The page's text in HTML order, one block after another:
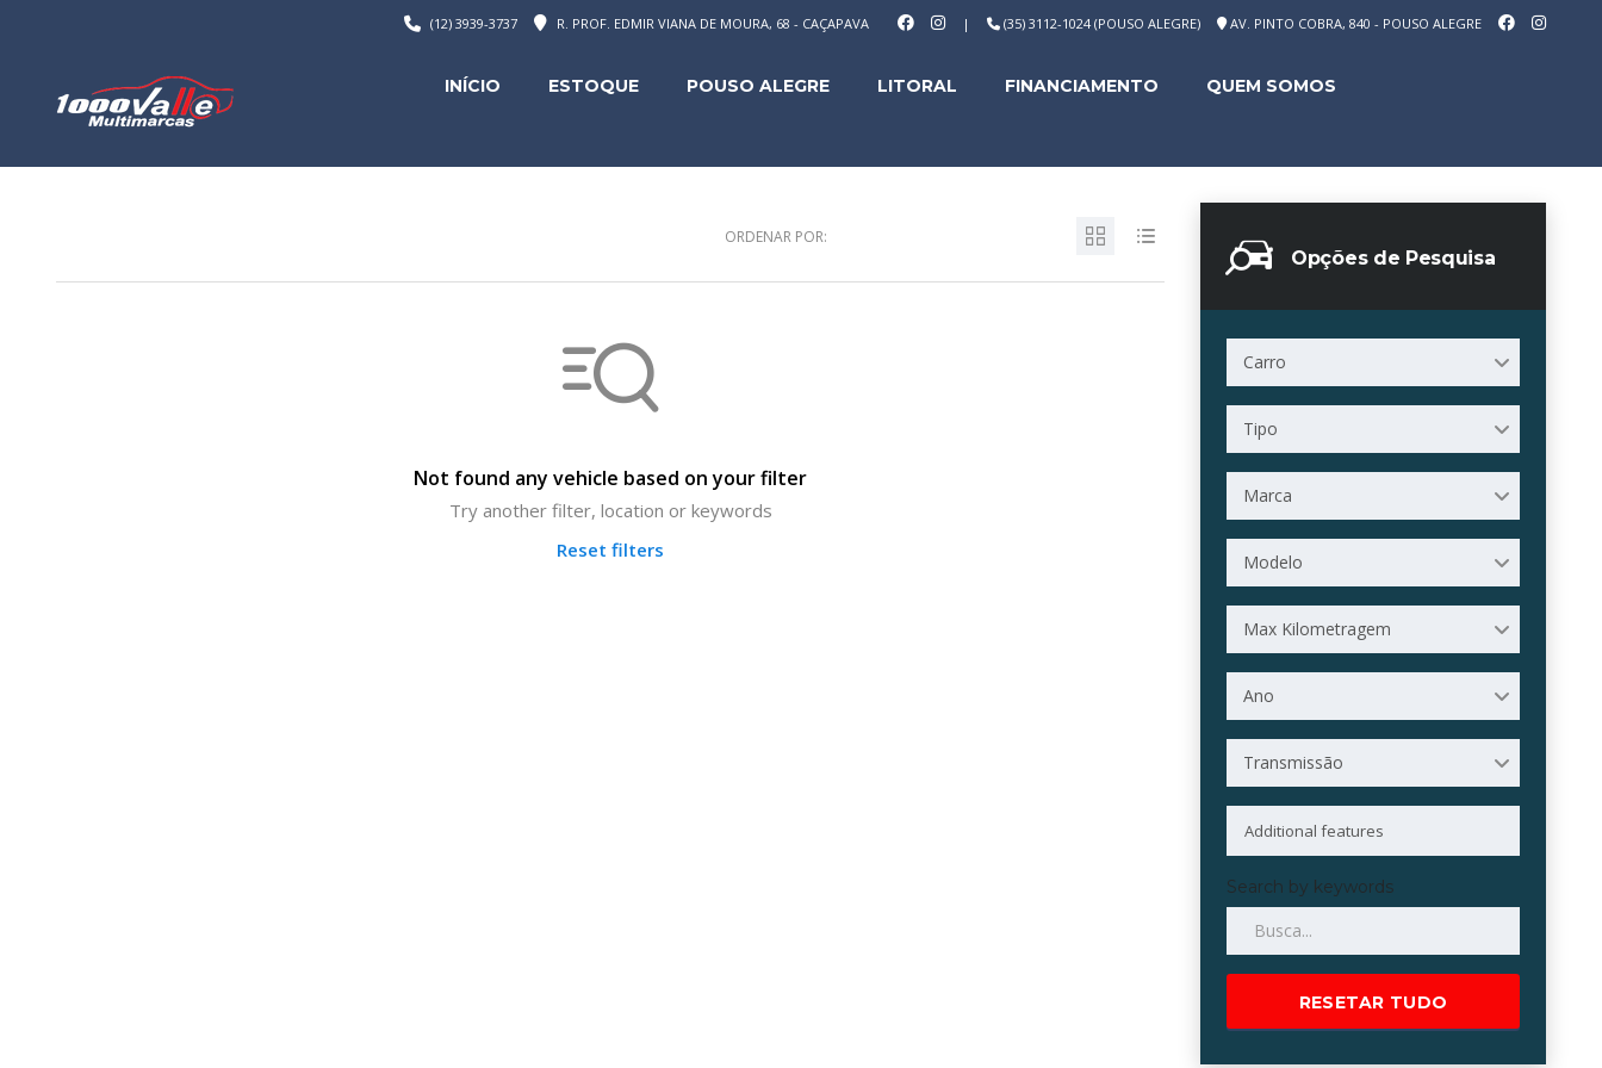
| (35) 3112-1024 (POUSO ALEGRE) AV. PINTO COBRA, 840 - POUSO ALEGRE
R. PROF. EDMIR VIANA DE MOURA, 68 - CAÇAPAVA
(12) 3939-3737
INÍCIO ESTOQUE POUSO ALEGRE LITORAL FINANCIAMENTO QUEM SOMOS
Opções de Pesquisa
Carro
Tipo
Marca
Modelo
Max Kilometragem
Ano
Transmissão
Search by keywords
RESETAR TUDO
ORDENAR POR:
Not found any vehicle based on your filter
Try another filter, location or keywords
Reset filters